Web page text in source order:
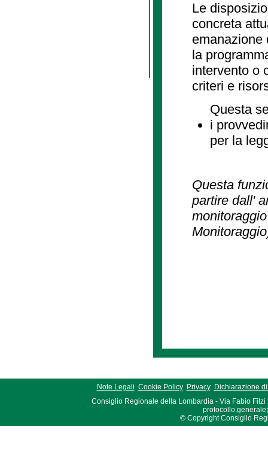
Le
concreta
emanazione
la
intervento o
criteri e
Questa
i
per la
Questa
partire dall'
Note Legali Cookie Policy Privacy
Dichiarazione
Consiglio Regionale della Lombardia - Via Fabio Filzi
© Copyright Consiglio